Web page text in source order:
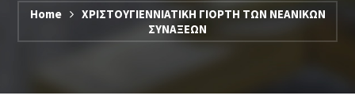
Home
ΧΡΙΣΤΟΥΓΙΕΝΝΙΑΤΙΚΗ ΓΙΟΡΤΗ ΤΩΝ ΝΕΑΝΙΚΩΝ
ΣΥΝΑΞΕΩΝ